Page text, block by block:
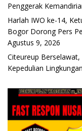
Penggerak
Harlah IWO ke-14,
Bogor Dorong Pers
Agustus 9, 2026
Citeureup
Kepedulian Lingkungan